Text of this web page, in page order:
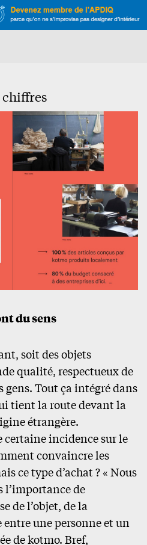
chiffres
du sens
soit des objets
qualité, respectueux de
gens. Tout ça intégré dans
tient la route devant la
étrangère.
certaine incidence sur le
convaincre les
ce type d’achat ? « Nous
l’importance de
de l’objet, de la
une personne et un
de kotmo. Bref,